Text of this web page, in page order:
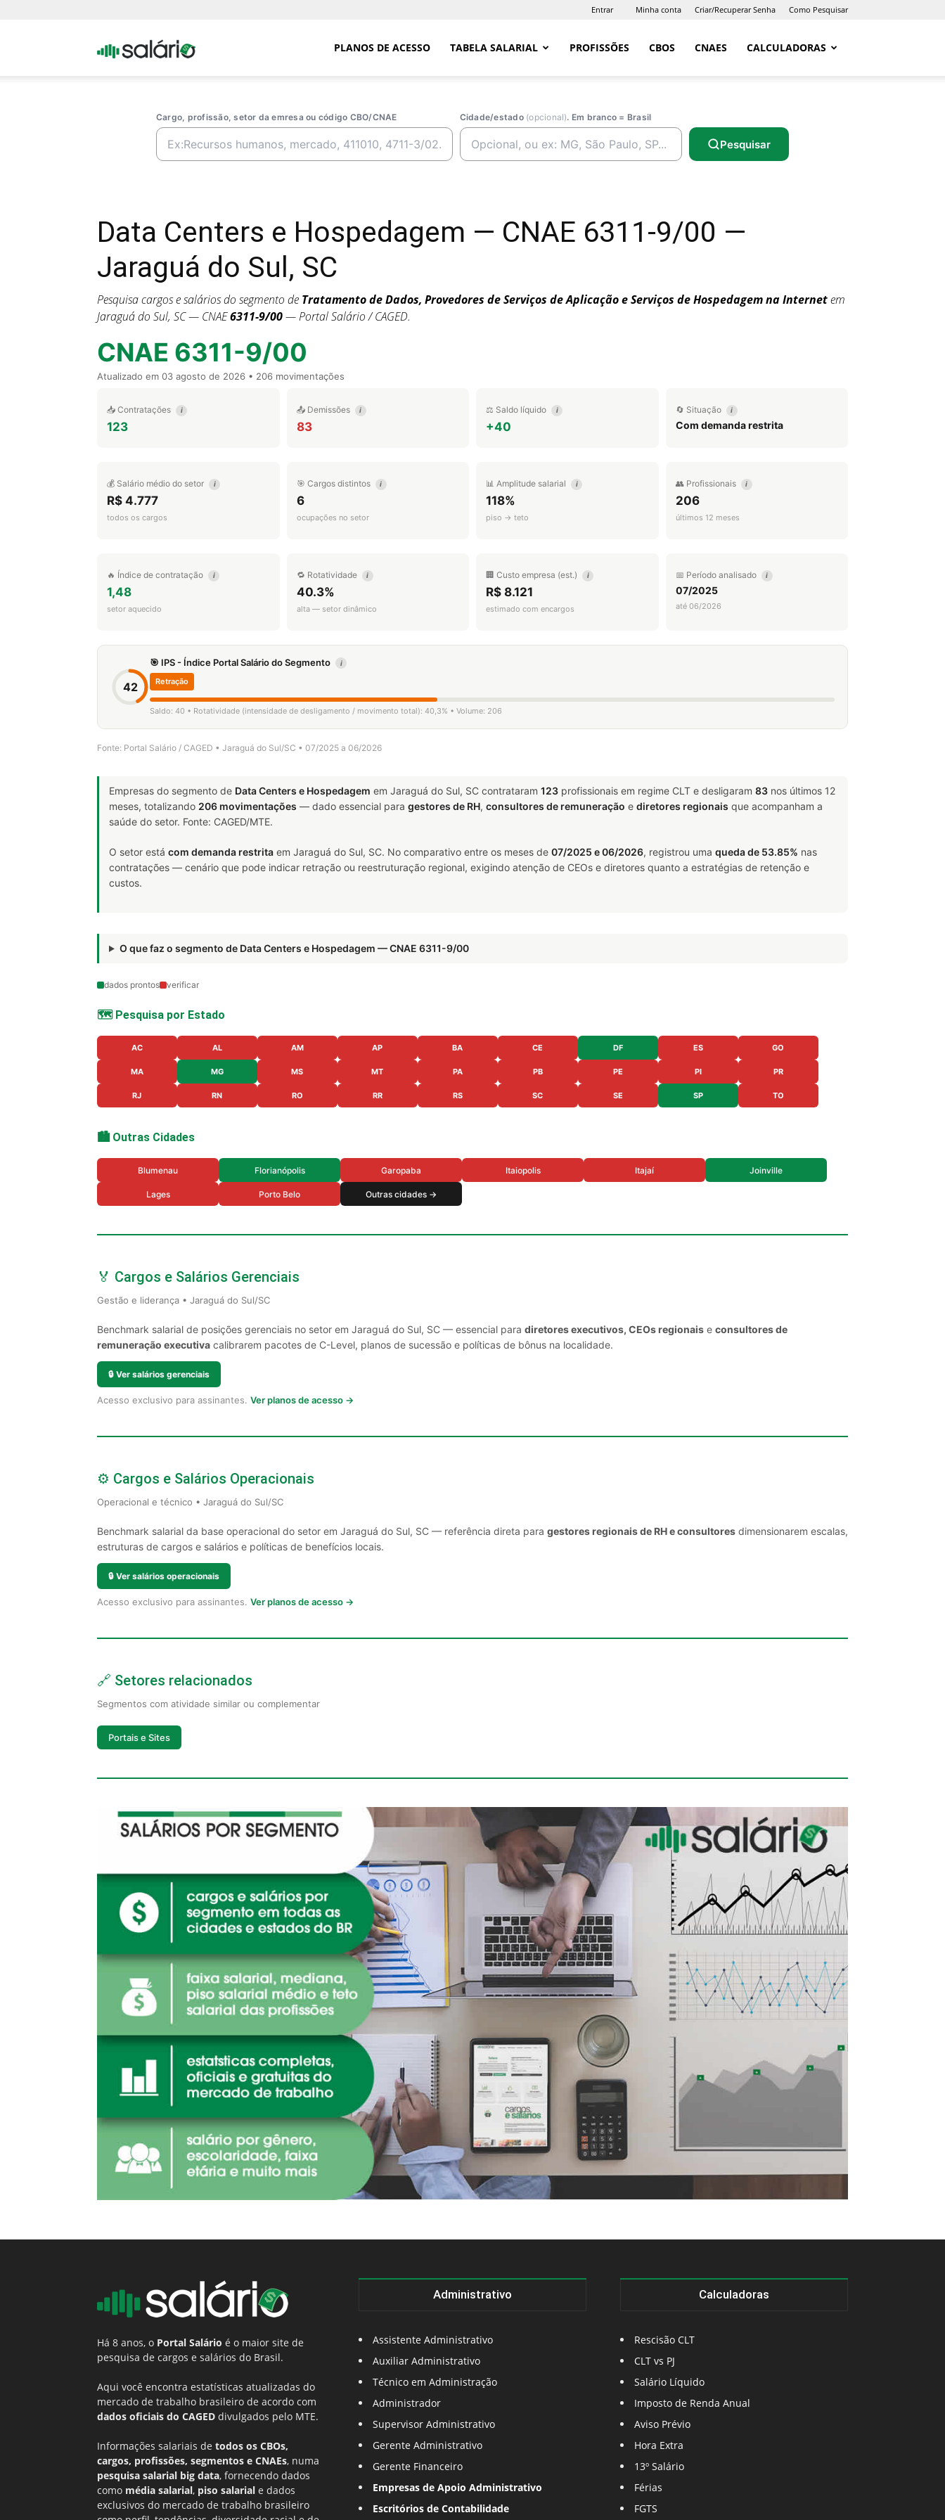
Entrar Minha conta Criar/Recuperar Senha Como Pesquisar
Portal PLANOS DE ACESSO TABELA SALARIAL PROFISSÕES CBOS CNAES CALCULADORAS
Cargo, profissão, setor da emresa ou código CBO/CNAE Cidade/estado (opcional). Em branco = Brasil
Pesquisar
Data Centers e Hospedagem — CNAE 6311-9/00 —
Jaraguá do Sul, SC
Pesquisa cargos e salários do segmento de Tratamento de Dados, Provedores de Serviços de Aplicação e Serviços de Hospedagem na Internetem
Jaraguá do Sul, SC — CNAE6311-9/00— Portal Salário / CAGED.
CNAE 6311-9/00
Atualizado em 03 agosto de 2026 • 206 movimentações
📥 Contratações i
123
📤 Demissões i
83
⚖️ Saldo líquido i
+40
🔄 Situação i
Com demanda restrita
💰 Salário médio do setor i
R$ 4.777
todos os cargos
🎯 Cargos distintos i
6
ocupações no setor
📊 Amplitude salarial i
118%
piso → teto
👥 Profissionais i
206
últimos 12 meses
🔥 Índice de contratação i
1,48
setor aquecido
🔁 Rotatividade i
40.3%
alta — setor dinâmico
🏢 Custo empresa (est.) i
R$ 8.121
estimado com encargos
📅 Período analisado i
07/2025
até 06/2026
42
🎯 IPS - Índice Portal Salário do Segmento i
Retração
Saldo: 40 • Rotatividade (intensidade de desligamento / movimento total): 40,3% • Volume: 206
Fonte: Portal Salário / CAGED • Jaraguá do Sul/SC • 07/2025 a 06/2026
Empresas do segmento de Data Centers e Hospedagem em Jaraguá do Sul, SC contrataram 123 profissionais em regime CLT e desligaram 83 nos últimos 12
meses, totalizando 206 movimentações — dado essencial para gestores de RH, consultores de remuneração e diretores regionais que acompanham a
saúde do setor. Fonte: CAGED/MTE.
O setor está com demanda restrita em Jaraguá do Sul, SC. No comparativo entre os meses de 07/2025 e 06/2026, registrou uma queda de 53.85% nas
contratações — cenário que pode indicar retração ou reestruturação regional, exigindo atenção de CEOs e diretores quanto a estratégias de retenção e
custos.
O que faz o segmento de Data Centers e Hospedagem — CNAE 6311-9/00
dados prontos verificar
🗺️ Pesquisa por Estado
AC AL AM AP BA CE DF ES GO
MA MG MS MT PA PB PE PI PR
RJ RN RO RR RS SC SE SP TO
🏙️ Outras Cidades
Blumenau Florianópolis Garopaba Itaiopolis Itajaí Joinville
Lages Porto Belo Outras cidades →
🏅 Cargos e Salários Gerenciais
Gestão e liderança • Jaraguá do Sul/SC
Benchmark salarial de posições gerenciais no setor em Jaraguá do Sul, SC — essencial para diretores executivos, CEOs regionais e consultores de
remuneração executiva calibrarem pacotes de C-Level, planos de sucessão e políticas de bônus na localidade.
🔒 Ver salários gerenciais
Acesso exclusivo para assinantes. Ver planos de acesso →
⚙️ Cargos e Salários Operacionais
Operacional e técnico • Jaraguá do Sul/SC
Benchmark salarial da base operacional do setor em Jaraguá do Sul, SC — referência direta para gestores regionais de RH e consultores dimensionarem escalas,
estruturas de cargos e salários e políticas de benefícios locais.
🔒 Ver salários operacionais
Acesso exclusivo para assinantes. Ver planos de acesso →
🔗 Setores relacionados
Segmentos com atividade similar ou complementar
Portais e Sites
Há 8 anos, o Portal Salário é o maior site de
pesquisa de cargos e salários do Brasil.
Aqui você encontra estatísticas atualizadas do
mercado de trabalho brasileiro de acordo com
dados oficiais do CAGED divulgados pelo MTE.
Informações salariais de todos os CBOs,
cargos, profissões, segmentos e CNAEs, numa
pesquisa salarial big data, fornecendo dados
como média salarial, piso salarial e dados
exclusivos do mercado de trabalho brasileiro
Administrativo
Assistente Administrativo
Auxiliar Administrativo
Técnico em Administração
Administrador
Supervisor Administrativo
Gerente Administrativo
Gerente Financeiro
Empresas de Apoio Administrativo
Escritórios de Contabilidade
Calculadoras
Rescisão CLT
CLT vs PJ
Salário Líquido
Imposto de Renda Anual
Aviso Prévio
Hora Extra
13º Salário
Férias
FGTS